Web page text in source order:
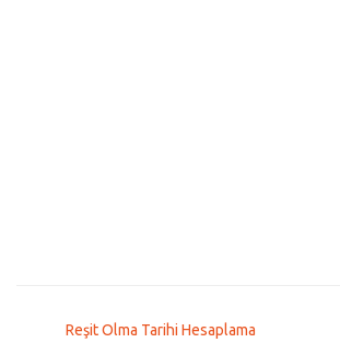
Reşit Olma Tarihi Hesaplama